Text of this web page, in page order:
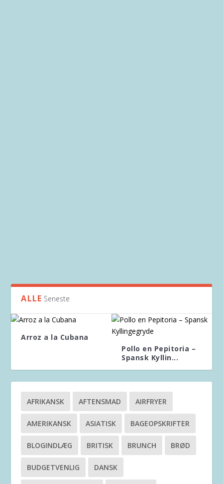
ALLE Seneste
Arroz a la Cubana
Pollo en Pepitoria –
Spansk Kyllin...
AFRIKANSK AFTENSMAD AIRFRYER
AMERIKANSK ASIATISK BAGEOPSKRIFTER
BLOGINDLÆG BRITISK BRUNCH BRØD
BUDGETVENLIG DANSK